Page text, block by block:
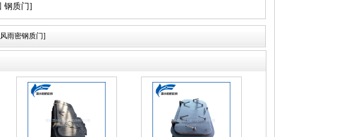
钢质门]
雨密钢质门]